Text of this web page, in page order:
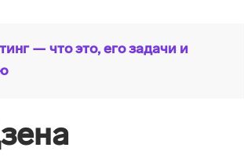
— что это, его задачи и